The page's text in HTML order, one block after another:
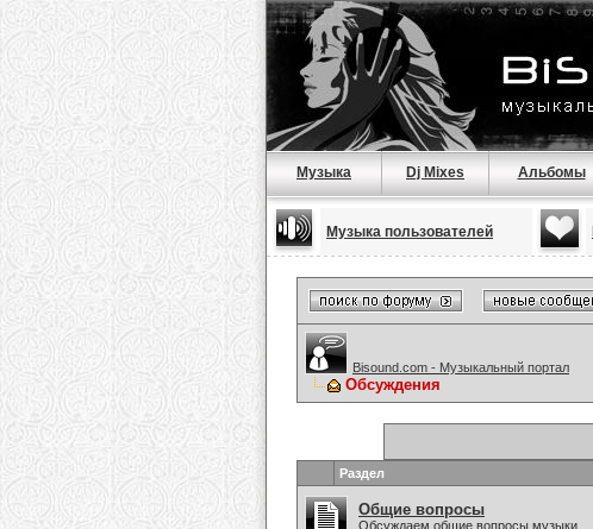
Музыка Dj Mixes Альбомы
Музыка пользователей
Bisound.com - Музыкальный портал
Обсуждения
Раздел
Общие вопросы
Обсуждаем общие вопросы музыки.